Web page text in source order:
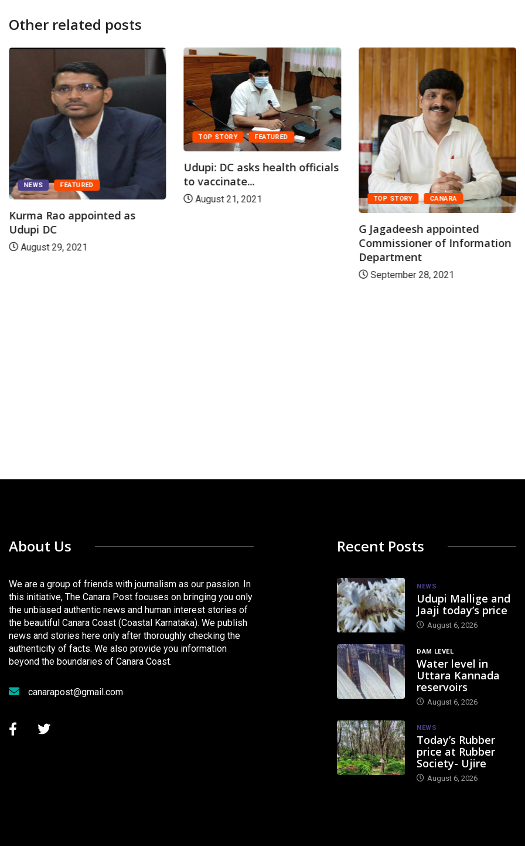
Other related posts
NEWS FEATURED
Kurma Rao appointed as
Udupi DC
August 29, 2021
TOP STORY FEATURED
Udupi: DC asks health officials
to vaccinate...
August 21, 2021 TOP STORY CANARA
G Jagadeesh appointed
Commissioner of Information
Department
September 28, 2021
About Us
We are a group of friends with journalism as our passion. In
this initiative, The Canara Post focuses on bringing you only
the unbiased authentic news and human interest stories of
the beautiful Canara Coast (Coastal Karnataka). We publish
news and stories here only after thoroughly checking the
authenticity of facts. We also provide you information
beyond the boundaries of Canara Coast.
canarapost@gmail.com
Recent Posts
NEWS
Udupi Mallige and
Jaaji today’s price
August 6, 2026
DAM LEVEL
Water level in
Uttara Kannada
reservoirs
August 6, 2026
NEWS
Today’s Rubber
price at Rubber
Society- Ujire
August 6, 2026